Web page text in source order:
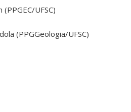
UFSC)
(PPGGeologia/UFSC)